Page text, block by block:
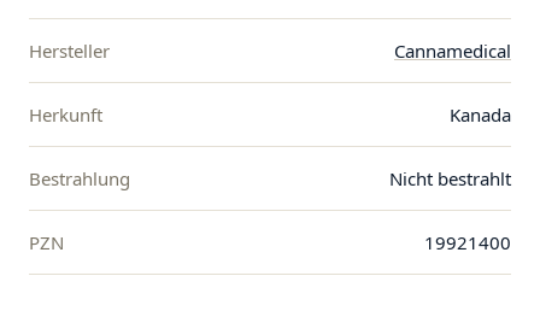
Hersteller Cannamedical
Herkunft Kanada
Bestrahlung Nicht bestrahlt
PZN 19921400